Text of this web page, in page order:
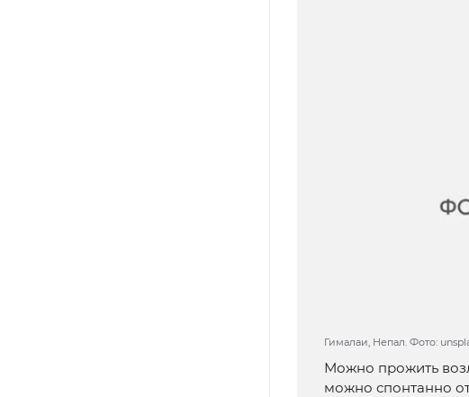
Гималаи, Непал. Фото:
Можно прожить
можно спонтанно